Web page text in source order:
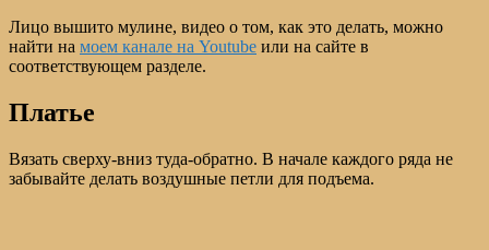
Лицо вышито мулине, видео о том, как это делать, можно
найти на моем канале на Youtube или на сайте в
соответствующем разделе.
Платье
Вязать сверху-вниз туда-обратно. В начале каждого ряда не
забывайте делать воздушные петли для подъема.